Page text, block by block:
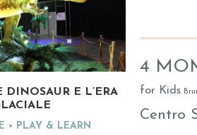
DINOSAUR E L’ERA
PLAY & LEARN
4
for Kids
Centro